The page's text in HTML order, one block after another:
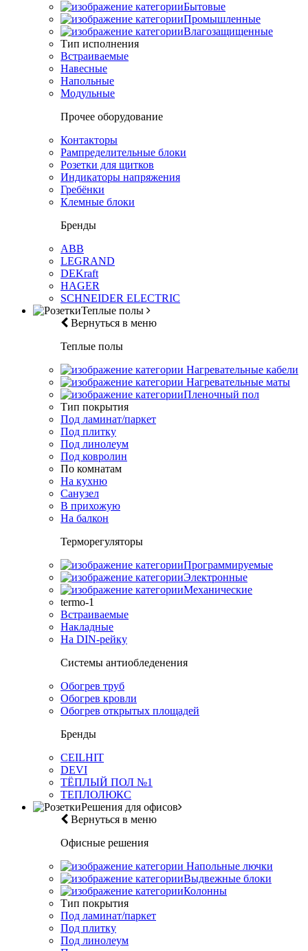
Бытовые
Промышленные
Влагозащищенные
Тип исполнения
Встраиваемые
Навесные
Напольные
Модульные
Прочее оборудование
Контакторы
Рампределительные блоки
Розетки для щитков
Индикаторы напряжения
Гребёнки
Клемные блоки
Бренды
ABB
LEGRAND
DEKraft
HAGER
SCHNEIDER ELECTRIC
Теплые полы
Вернуться в меню
Теплые полы
Нагревательные кабели
Нагревательные маты
Пленочный пол
Тип покрытия
Под ламинат/паркет
Под плитку
Под линолеум
Под ковролин
По комнатам
На кухню
Санузел
В прихожую
На балкон
Терморегуляторы
Программируемые
Электронные
Механические
termo-1
Встраиваемые
Накладные
На DIN-рейку
Системы антиобледенения
Обогрев труб
Обогрев кровли
Обогрев открытых площадей
Бренды
CEILHIT
DEVI
ТЁПЛЫЙ ПОЛ №1
ТЕПЛОЛЮКС
Решения для офисов
Вернуться в меню
Офисные решения
Напольные лючки
Выдвежные блоки
Колонны
Тип покрытия
Под ламинат/паркет
Под плитку
Под линолеум